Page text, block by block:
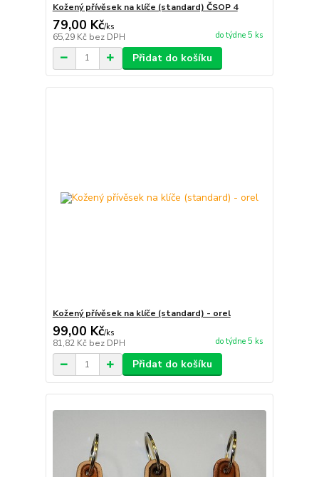
Kožený přívěsek na klíče (standard) ČSOP 4
79,00 Kč/ks
65,29 Kč bez DPH do týdne 5 ks
Přidat do košíku
Kožený přívěsek na klíče (standard) - orel
99,00 Kč/ks
81,82 Kč bez DPH do týdne 5 ks
Přidat do košíku